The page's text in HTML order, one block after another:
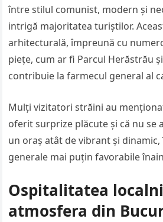
între stilul comunist, modern și
intrigă majoritatea turiștilor.
arhitecturală, împreună cu
piețe, cum ar fi Parcul Herăstrău
contribuie la farmecul general al
Mulți vizitatori străini au
oferit surprize plăcute și că nu se
un oraș atât de vibrant și
generale mai puțin favorabile
Ospitalitatea
atmosfera din